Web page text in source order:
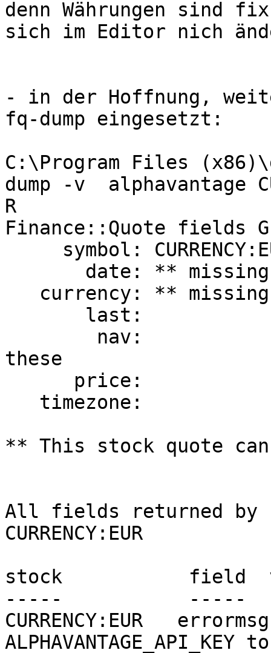
denn Währungen sind
sich im Editor nich
- in der Hoffnung,
fq-dump eingesetzt:
C:\Program Files
dump -v  alphavantage
R
Finance::Quote fields
these
** This stock quote
All fields returned by
CURRENCY:EUR
stock           field
-----           -----
CURRENCY:EUR